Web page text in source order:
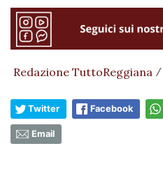
Redazione TuttoReggiana /
Twitter Facebook
Email